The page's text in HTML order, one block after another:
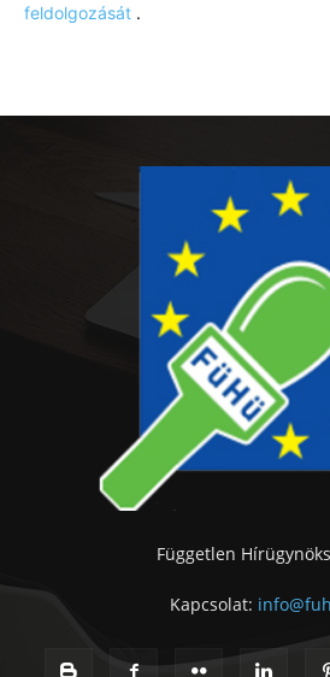
feldolgozását .
Független
Kapcsolat: